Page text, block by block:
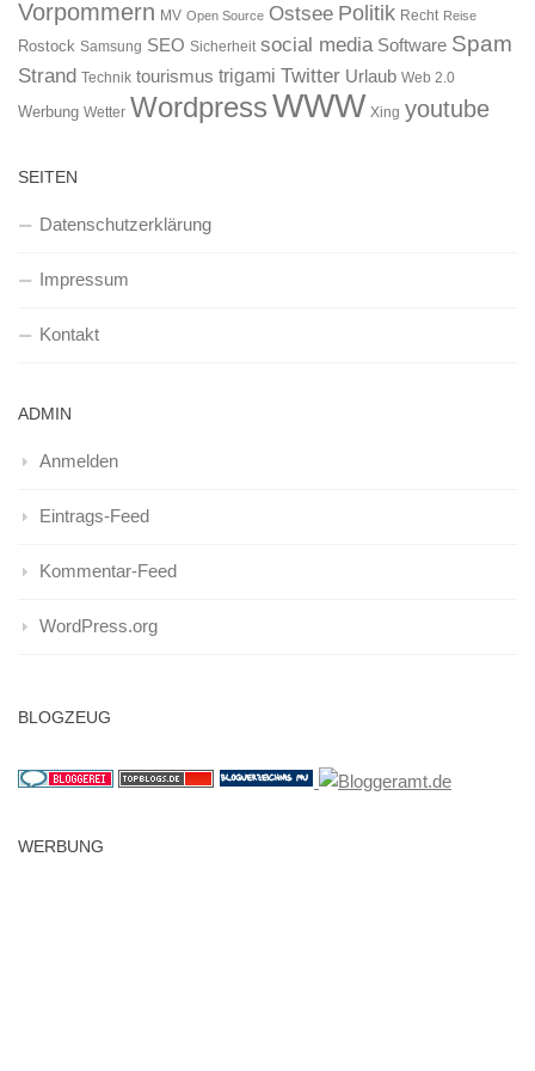
Vorpommern MV Open Source Ostsee Politik Recht Reise
Rostock Samsung SEO Sicherheit social media Software Spam
Strand Technik tourismus trigami Twitter Urlaub Web 2.0
Werbung Wetter WordpressWWW Xing youtube
SEITEN
Datenschutzerklärung
Impressum
Kontakt
ADMIN
Anmelden
Eintrags-Feed
Kommentar-Feed
WordPress.org
BLOGZEUG
WERBUNG